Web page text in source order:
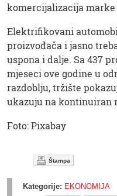
komercijalizacija marke
Elektrifikovani
proizvođača i jasno
uspona i dalje. Sa 437
mjeseci ove godine u
razdoblju, tržište
ukazuju na kontinuiran
Foto: Pixabay
Štampa
Kategorije: EKONOMIJA